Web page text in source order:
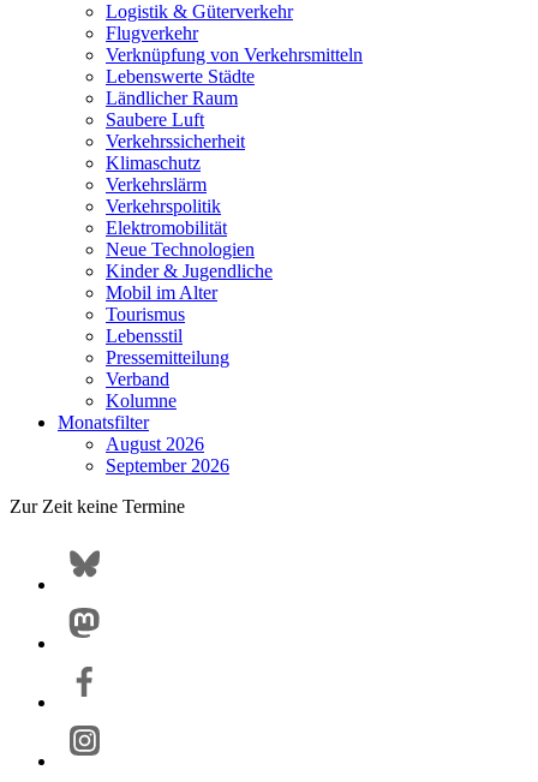
Logistik & Güterverkehr
Flugverkehr
Verknüpfung von Verkehrsmitteln
Lebenswerte Städte
Ländlicher Raum
Saubere Luft
Verkehrssicherheit
Klimaschutz
Verkehrslärm
Verkehrspolitik
Elektromobilität
Neue Technologien
Kinder & Jugendliche
Mobil im Alter
Tourismus
Lebensstil
Pressemitteilung
Verband
Kolumne
Monatsfilter
August 2026
September 2026
Zur Zeit keine Termine